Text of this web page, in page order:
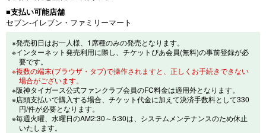
■支払い可能店舗
セブン-イレブン・ファミリーマート
※発売初日はお一人様、1席種のみの発売となります。
※インターネット発売利用に際し、チケットぴあ会員(無料)の事前登録が必
要です。
※複数の端末(ブラウザ・タブ)で操作されますと、正しくお手続きできない
場合がございます。
※阪神タイガース公式ファンクラブ会員のFC料金は適用外となります。
※店頭支払いで購入する場合、チケット代金に加えて決済手数料として330
円/件が必要となります。
※毎週火曜、水曜日のAM2:30～5:30は、システムメンテナンスのため休止
いたします。